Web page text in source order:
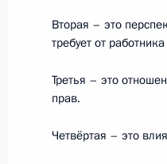
23
Вторая – это
требует от
Третья – это
прав.
Четвёртая – это